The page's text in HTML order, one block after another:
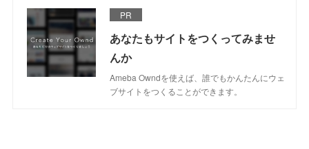
PR
あなたもサイトをつくってみませ
んか
Ameba Owndを使えば、誰でもかんたんにウェ
ブサイトをつくることができます。